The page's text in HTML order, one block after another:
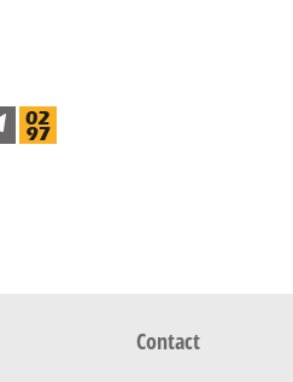
Contact